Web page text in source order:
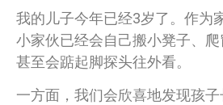
我的儿子今年已经3岁了。作为
小家伙已经会自己搬小凳子、爬
甚至会踮起脚探头往外看。
一方面，我们会欣喜地发现孩